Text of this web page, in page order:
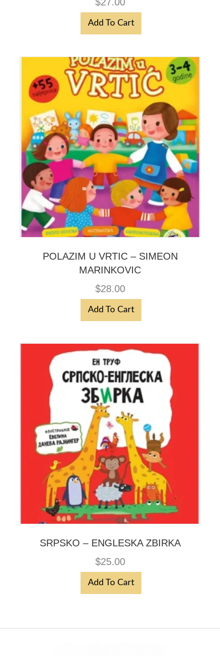
Add To Cart
POLAZIM U VRTIC – SIMEON
MARINKOVIC
$28.00
Add To Cart
SRPSKO – ENGLESKA ZBIRKA
$25.00
Add To Cart